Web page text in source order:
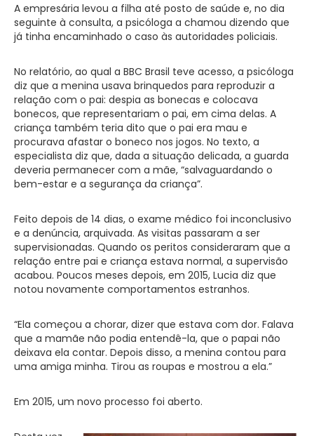
A empresária levou a filha até posto de saúde e, no dia
seguinte à consulta, a psicóloga a chamou dizendo que
já tinha encaminhado o caso às autoridades policiais.
No relatório, ao qual a BBC Brasil teve acesso, a psicóloga
diz que a menina usava brinquedos para reproduzir a
relação com o pai: despia as bonecas e colocava
bonecos, que representariam o pai, em cima delas. A
criança também teria dito que o pai era mau e
procurava afastar o boneco nos jogos. No texto, a
especialista diz que, dada a situação delicada, a guarda
deveria permanecer com a mãe, “salvaguardando o
bem-estar e a segurança da criança”.
Feito depois de 14 dias, o exame médico foi inconclusivo
e a denúncia, arquivada. As visitas passaram a ser
supervisionadas. Quando os peritos consideraram que a
relação entre pai e criança estava normal, a supervisão
acabou. Poucos meses depois, em 2015, Lucia diz que
notou novamente comportamentos estranhos.
“Ela começou a chorar, dizer que estava com dor. Falava
que a mamãe não podia entendê-la, que o papai não
deixava ela contar. Depois disso, a menina contou para
uma amiga minha. Tirou as roupas e mostrou a ela.”
Em 2015, um novo processo foi aberto.